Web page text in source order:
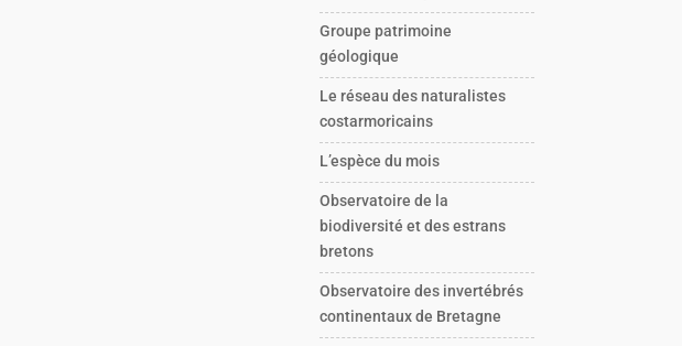
Groupe patrimoine
géologique
Le réseau des naturalistes
costarmoricains
L’espèce du mois
Observatoire de la
biodiversité et des estrans
bretons
Observatoire des invertébrés
continentaux de Bretagne